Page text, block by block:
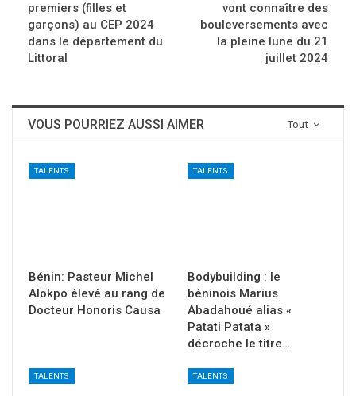
premiers (filles et
garçons) au CEP 2024
dans le département du
Littoral
vont connaître des
bouleversements avec
la pleine lune du 21
juillet 2024
Tout
VOUS POURRIEZ AUSSI AIMER
TALENTS
Bénin: Pasteur Michel
Alokpo élevé au rang de
Docteur Honoris Causa
TALENTS
Bodybuilding : le
béninois Marius
Abadahoué alias «
Patati Patata »
décroche le titre…
TALENTS TALENTS